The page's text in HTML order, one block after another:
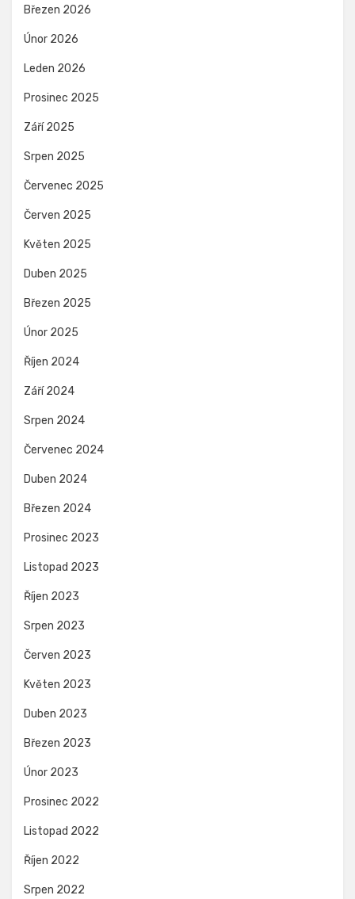
Březen 2026
Únor 2026
Leden 2026
Prosinec 2025
Září 2025
Srpen 2025
Červenec 2025
Červen 2025
Květen 2025
Duben 2025
Březen 2025
Únor 2025
Říjen 2024
Září 2024
Srpen 2024
Červenec 2024
Duben 2024
Březen 2024
Prosinec 2023
Listopad 2023
Říjen 2023
Srpen 2023
Červen 2023
Květen 2023
Duben 2023
Březen 2023
Únor 2023
Prosinec 2022
Listopad 2022
Říjen 2022
Srpen 2022